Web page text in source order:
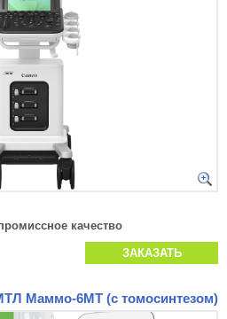
качество
ЗАКАЗАТЬ
Маммо-6МТ (с томосинтезом)